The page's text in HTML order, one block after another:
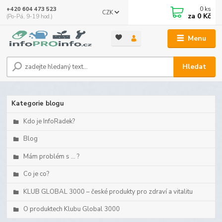
Menu
CZK
Hledat
+420 604 473 523
(Po-Pá, 9-19 hod.)
0 ks
za 0 Kč
Kategorie blogu
Kdo je InfoRadek?
Blog
Mám problém s ... ?
Co je co?
KLUB GLOBAL 3000 – české produkty pro zdraví a vitalitu
O produktech Klubu Global 3000